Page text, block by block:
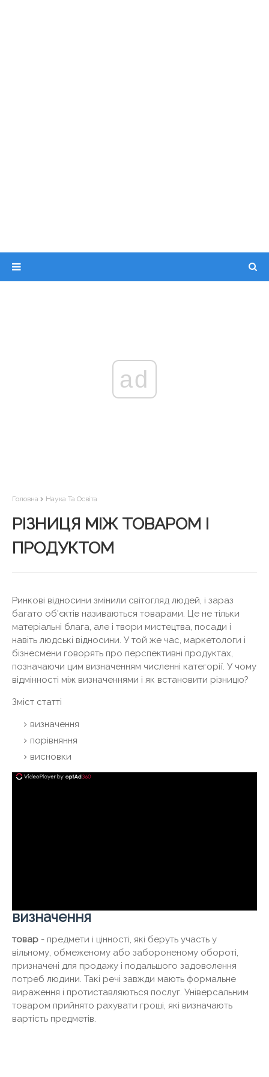
ad
Головна Наука Та Освіта
РІЗНИЦЯ МІЖ ТОВАРОМ І
ПРОДУКТОМ
Ринкові відносини змінили світогляд людей, і зараз
багато об'єктів називаються товарами. Це не тільки
матеріальні блага, але і твори мистецтва, посади і
навіть людські відносини. У той же час, маркетологи і
бізнесмени говорять про перспективні продуктах,
позначаючи цим визначенням численні категорії. У чому
відмінності між визначеннями і як встановити різницю?
Зміст статті
визначення
порівняння
висновки
визначення
товар - предмети і цінності, які беруть участь у
вільному, обмеженому або забороненому обороті,
призначені для продажу і подальшого задоволення
потреб людини. Такі речі завжди мають формальне
вираження і протиставляються послуг. Універсальним
товаром прийнято рахувати гроші, які визначають
вартість предметів.